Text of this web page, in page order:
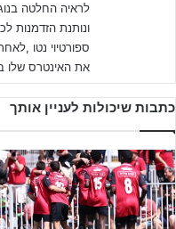
החוזרים של קבוצתהנוער
זה במשחקי המבחן.
בואו נציץ לתוככי מועדון
לראיה החלטה
ונותנת הזדמנות
ספורטיוי נטו
את האינטרס שלו
כתבות שיכולות לעניין אותך